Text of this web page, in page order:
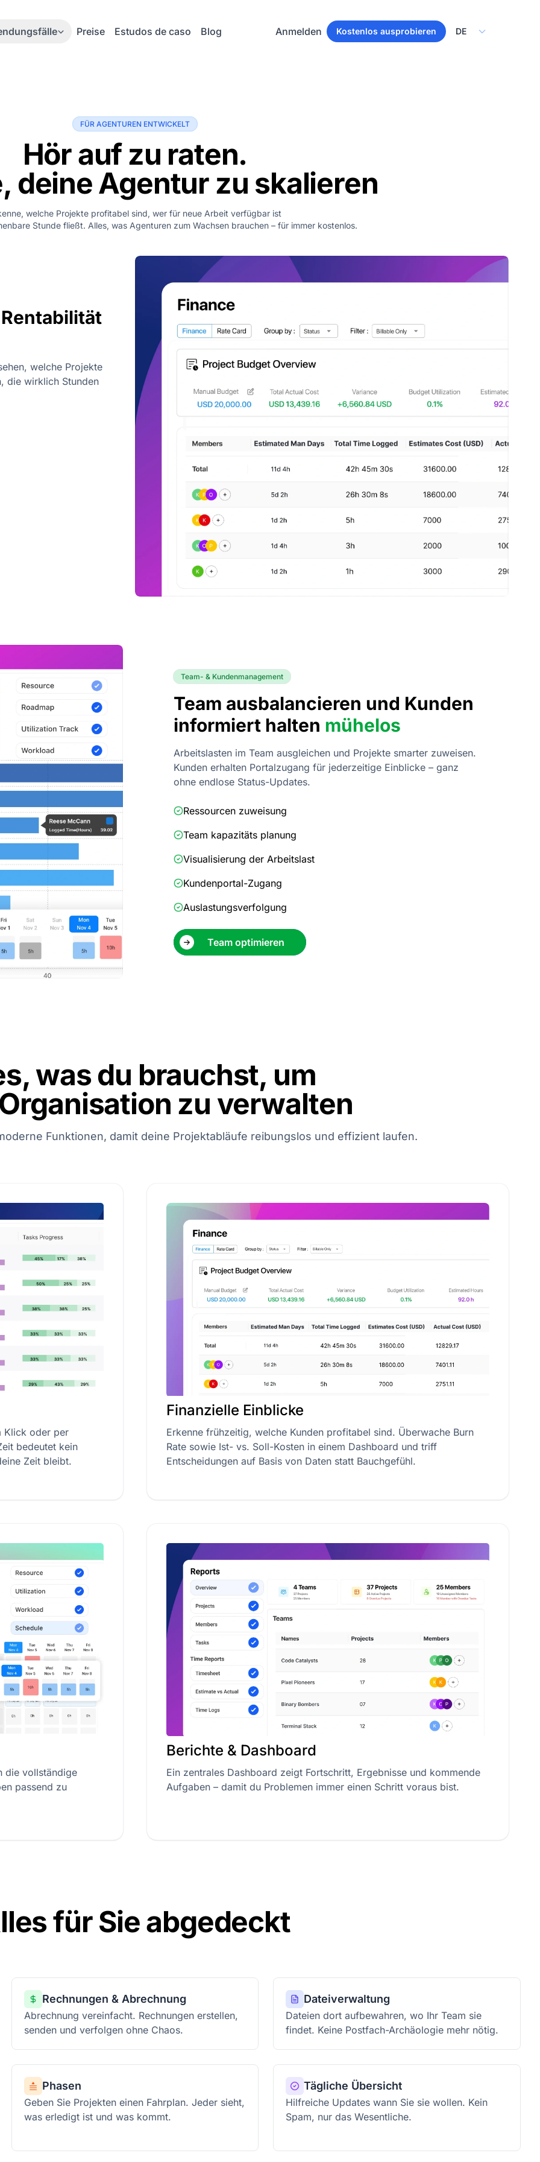
Preise Estudos de caso Blog Anmelden Kostenlos ausprobieren Select Language
FÜR AGENTUREN ENTWICKELT
Hör auf zu raten.
deine Agentur zu skalieren
welche Projekte profitabel sind, wer für neue Arbeit verfügbar ist
Stunde fließt. Alles, was Agenturen zum Wachsen brauchen – für immer kostenlos.
welche Projekte
die wirklich Stunden
Team- & Kundenmanagement
Team ausbalancieren und Kunden
informiert halten mühelos
Arbeitslasten im Team ausgleichen und Projekte smarter zuweisen.
Kunden erhalten Portalzugang für jederzeitige Einblicke – ganz
ohne endlose Status-Updates.
Ressourcen zuweisung
Team kapazitäts planung
Visualisierung der Arbeitslast
Kundenportal-Zugang
Auslastungsverfolgung
Team optimieren
was du brauchst, um
zu verwalten
Funktionen, damit deine Projektabläufe reibungslos und effizient laufen.
Klick oder per
bedeutet kein
Zeit bleibt.
Finanzielle Einblicke
Erkenne frühzeitig, welche Kunden profitabel sind. Überwache Burn
Rate sowie Ist- vs. Soll-Kosten in einem Dashboard und triff
Entscheidungen auf Basis von Daten statt Bauchgefühl.
die vollständige
passend zu
Berichte & Dashboard
Ein zentrales Dashboard zeigt Fortschritt, Ergebnisse und kommende
Aufgaben – damit du Problemen immer einen Schritt voraus bist.
für Sie abgedeckt
Rechnungen & Abrechnung
Abrechnung vereinfacht. Rechnungen erstellen,
senden und verfolgen ohne Chaos.
Dateiverwaltung
Dateien dort aufbewahren, wo Ihr Team sie
findet. Keine Postfach-Archäologie mehr nötig.
Phasen
Geben Sie Projekten einen Fahrplan. Jeder sieht,
was erledigt ist und was kommt.
Tägliche Übersicht
Hilfreiche Updates wann Sie sie wollen. Kein
Spam, nur das Wesentliche.